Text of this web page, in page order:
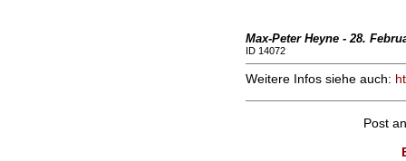
Max-Peter Heyne - 28.
ID 14072
Weitere Infos siehe auch:
Post